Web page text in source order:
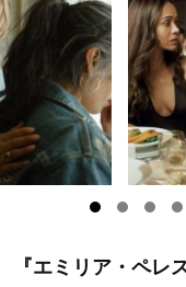
『エミリア・ペレ